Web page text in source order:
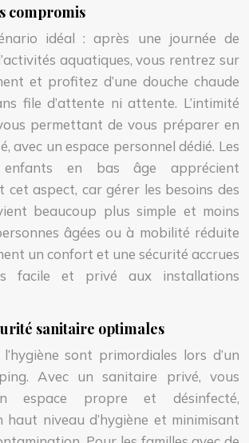
compromis
idéal : après une journée de
aquatiques, vous rentrez sur
et profitez d’une douche chaude
file d’attente ni attente. L’intimité
permettant de vous préparer en
avec un espace personnel dédié. Les
enfants en bas âge apprécient
cet aspect, car gérer les besoins des
beaucoup plus simple et moins
âgées ou à mobilité réduite
un confort et une sécurité accrues
facile et privé aux installations
sanitaire optimales
sont primordiales lors d’un
Avec un sanitaire privé, vous
espace propre et désinfecté,
niveau d’hygiène et minimisant